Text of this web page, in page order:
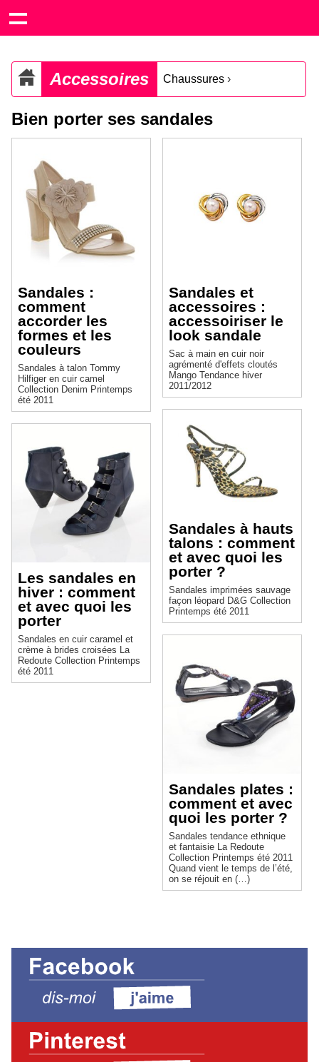
Accessoires Chaussures ›
Bien porter ses sandales
Sandales :
comment
accorder les
formes et les
couleurs
Sandales à talon Tommy
Hilfiger en cuir camel
Collection Denim Printemps
été 2011
Les sandales en
hiver : comment
et avec quoi les
porter
Sandales en cuir caramel et
crème à brides croisées La
Redoute Collection Printemps
été 2011
Sandales et
accessoires :
accessoiriser le
look sandale
Sac à main en cuir noir
agrémenté d'effets cloutés
Mango Tendance hiver
2011/2012
Sandales à hauts
talons : comment
et avec quoi les
porter ?
Sandales imprimées sauvage
façon léopard D&G Collection
Printemps été 2011
Sandales plates :
comment et avec
quoi les porter ?
Sandales tendance ethnique
et fantaisie La Redoute
Collection Printemps été 2011
Quand vient le temps de l’été,
on se réjouit en (…)